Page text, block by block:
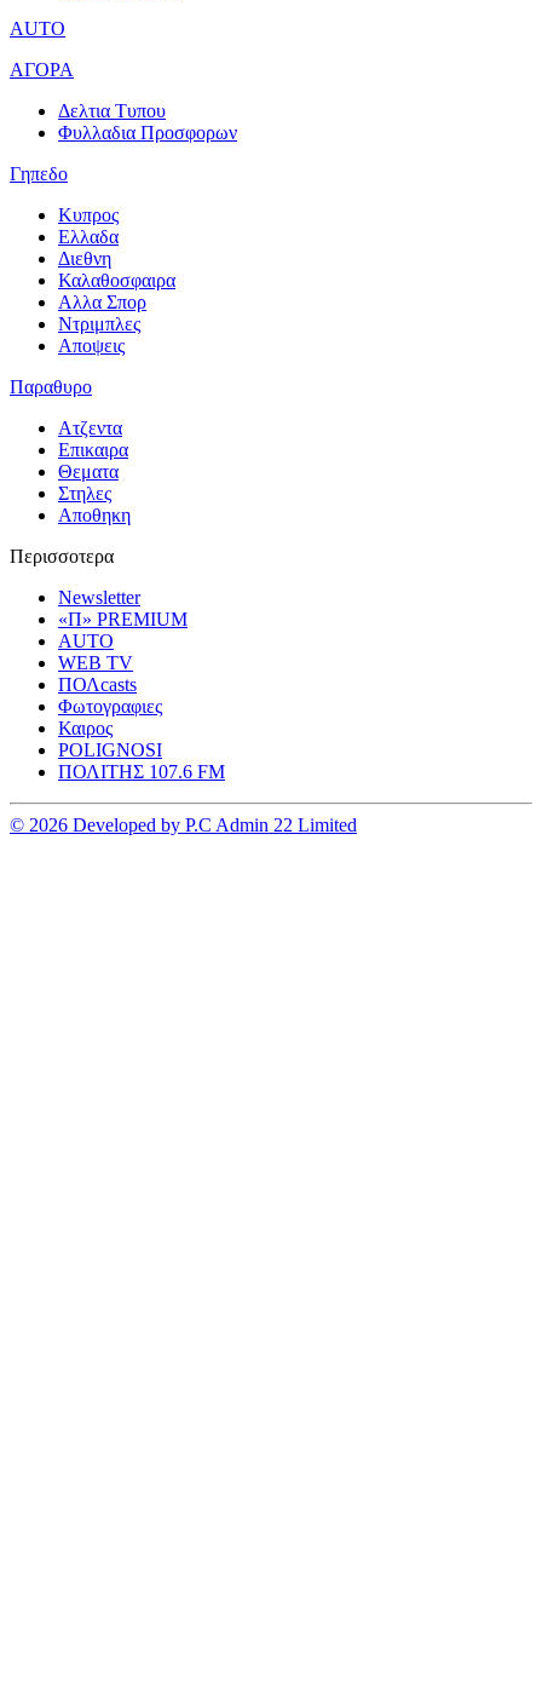
AUTO
ΑΓΟΡΑ
Δελτια Τυπου
Φυλλαδια Προσφορων
Γηπεδο
Κυπρος
Ελλαδα
Διεθνη
Καλαθοσφαιρα
Αλλα Σπορ
Ντριμπλες
Αποψεις
Παραθυρο
Ατζεντα
Επικαιρα
Θεματα
Στηλες
Αποθηκη
Περισσοτερα
Newsletter
«Π» PREMIUM
AUTO
WEB TV
ΠΟΛcasts
Φωτογραφιες
Καιρος
POLIGNOSI
ΠΟΛΙΤΗΣ 107.6 FM
© 2026 Developed by P.C Admin 22 Limited